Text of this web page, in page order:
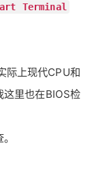
Terminal
际上现代CPU和
这里也在BIOS检